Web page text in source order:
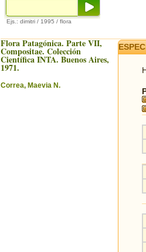
Ejs.: dimitri / 1995 / flora
Flora Patagónica. Parte VII,
Compositae. Colección
Científica INTA. Buenos Aires,
1971.
Correa, Maevia N.